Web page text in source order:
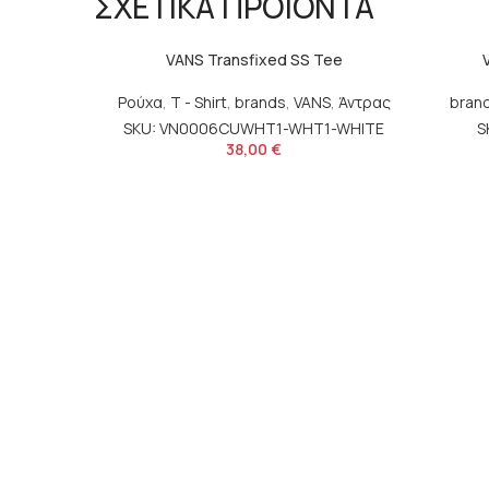
VANS Transfixed SS Tee
Ρούχα, T - Shirt, brands, VANS, Άντρας
SKU: VN0006CUWHT1-WHT1-WHITE
38,00 €